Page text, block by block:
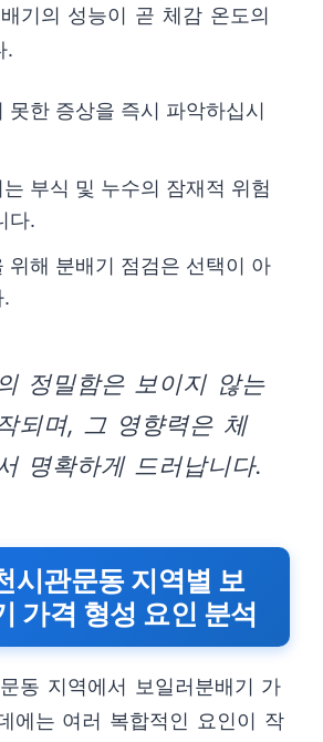
기의 성능이 곧 체감 온도의
.
못한 증상을 즉시 파악하십시
부식 및 누수의 잠재적 위험
다.
위해 분배기 점검은 선택이 아
정밀함은 보이지 않는
되며, 그 영향력은 체
명확하게 드러납니다.
시관문동 지역별 보
가격 형성 요인 분석
동 지역에서 보일러분배기 가
에는 여러 복합적인 요인이 작